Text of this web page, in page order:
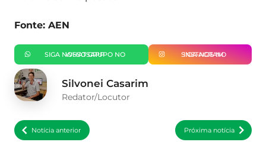
Fonte: AEN
SIGA NOSSO GRUPO NO WHATSAPP SIGA-NOS NO INSTAGRAM
Silvonei Casarim
Redator/Locutor
Notícia anterior Próxima notícia